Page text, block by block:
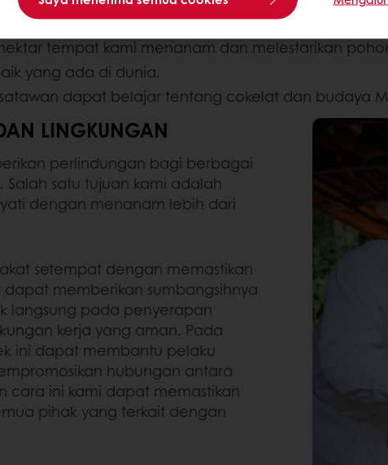
tempat kami menanam dan melestarikan
yang ada di dunia.
dapat belajar tentang cokelat dan budaya
LINGKUNGAN
perlindungan bagi berbagai
satu tujuan kami adalah
dengan menanam lebih dari
setempat dengan memastikan
memberikan sumbangsihnya
langsung pada penyerapan
kerja yang aman. Pada
ini dapat membantu pelaku
hubungan antara
cara ini kami dapat memastikan
pihak yang terkait dengan